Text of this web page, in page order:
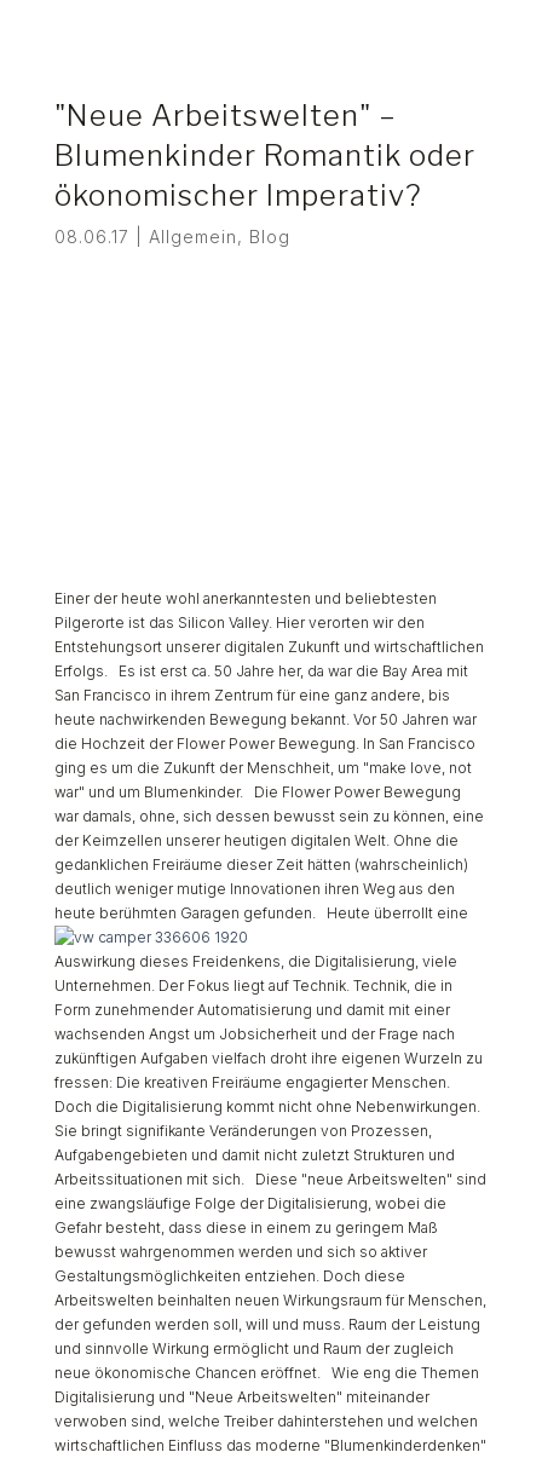
"Neue Arbeitswelten" –
Blumenkinder Romantik oder
ökonomischer Imperativ?
08.06.17 Allgemein, Blog
Einer der heute wohl anerkanntesten und beliebtesten
Pilgerorte ist das Silicon Valley. Hier verorten wir den
Entstehungsort unserer digitalen Zukunft und wirtschaftlichen
Erfolgs. Es ist erst ca. 50 Jahre her, da war die Bay Area mit
San Francisco in ihrem Zentrum für eine ganz andere, bis
heute nachwirkenden Bewegung bekannt. Vor 50 Jahren war
die Hochzeit der Flower Power Bewegung. In San Francisco
ging es um die Zukunft der Menschheit, um "make love, not
war" und um Blumenkinder. Die Flower Power Bewegung
war damals, ohne, sich dessen bewusst sein zu können, eine
der Keimzellen unserer heutigen digitalen Welt. Ohne die
gedanklichen Freiräume dieser Zeit hätten (wahrscheinlich)
deutlich weniger mutige Innovationen ihren Weg aus den
heute berühmten Garagen gefunden.
Heute überrollt eine
Auswirkung dieses Freidenkens, die Digitalisierung, viele
Unternehmen. Der Fokus liegt auf Technik. Technik, die in
Form zunehmender Automatisierung und damit mit einer
wachsenden Angst um Jobsicherheit und der Frage nach
zukünftigen Aufgaben vielfach droht ihre eigenen Wurzeln zu
fressen: Die kreativen Freiräume engagierter Menschen.
Doch die Digitalisierung kommt nicht ohne Nebenwirkungen.
Sie bringt signifikante Veränderungen von Prozessen,
Aufgabengebieten und damit nicht zuletzt Strukturen und
Arbeitssituationen mit sich. Diese "neue Arbeitswelten" sind
eine zwangsläufige Folge der Digitalisierung, wobei die
Gefahr besteht, dass diese in einem zu geringem Maß
bewusst wahrgenommen werden und sich so aktiver
Gestaltungsmöglichkeiten entziehen. Doch diese
Arbeitswelten beinhalten neuen Wirkungsraum für Menschen,
der gefunden werden soll, will und muss. Raum der Leistung
und sinnvolle Wirkung ermöglicht und Raum der zugleich
neue ökonomische Chancen eröffnet. Wie eng die Themen
Digitalisierung und "Neue Arbeitswelten" miteinander
verwoben sind, welche Treiber dahinterstehen und welchen
wirtschaftlichen Einfluss das moderne "Blumenkinderdenken"